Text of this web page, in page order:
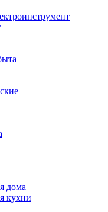
дома
кухни